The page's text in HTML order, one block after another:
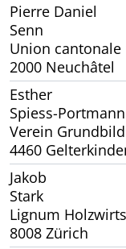
Pierre Daniel
Senn
Union
2000 Neuchâtel
Esther
Spiess-Portmann
Verein
4460
Jakob
Stark
Lignum
8008 Zürich